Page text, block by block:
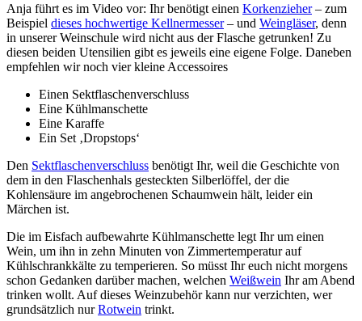
Anja führt es im Video vor: Ihr benötigt einen Korkenzieher– zum
Beispiel dieses hochwertige Kellnermesser– und Weingläser, denn
in unserer Weinschule wird nicht aus der Flasche getrunken! Zu
diesen beiden Utensilien gibt es jeweils eine eigene Folge. Daneben
empfehlen wir noch vier kleine Accessoires
Einen Sektflaschenverschluss
Eine Kühlmanschette
Eine Karaffe
Ein Set ‚Dropstops‘
Den Sektflaschenverschluss benötigt Ihr, weil die Geschichte von
dem in den Flaschenhals gesteckten Silberlöffel, der die
Kohlensäure im angebrochenen Schaumwein hält, leider ein
Märchen ist.
Die im Eisfach aufbewahrte Kühlmanschette legt Ihr um einen
Wein, um ihn in zehn Minuten von Zimmertemperatur auf
Kühlschrankkälte zu temperieren. So müsst Ihr euch nicht morgens
schon Gedanken darüber machen, welchen Weißwein Ihr am Abend
trinken wollt. Auf dieses Weinzubehör kann nur verzichten, wer
grundsätzlich nurRotwein trinkt.